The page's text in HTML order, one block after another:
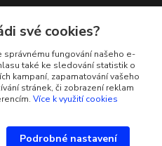
své cookies?
fungování našeho e-
také ke sledování statistik o
kampaní, zapamatování vašeho
stránek, či zobrazení reklam
Více k využití cookies
Podrobné nastavení